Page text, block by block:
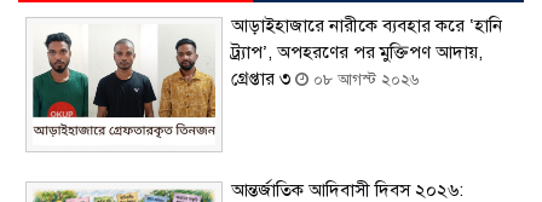
আড়াইহাজারে নারীকে ব্যবহার করে ‘হানি
ট্র্যাপ’, অপহরণের পর মুক্তিপণ আদায়,
গ্রেপ্তার ৩
০৮ আগস্ট ২০২৬
আন্তর্জাতিক আদিবাসী দিবস ২০২৬: